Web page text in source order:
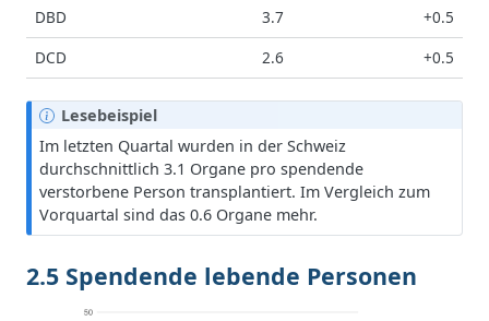
DBD 3.7
+0.5
DCD
2.6 +0.5
H
w
Lesebeispiel
Im letzten Quartal wurden in der Schweiz
durchschnittlich 3.1 Organe pro spendende
verstorbene Person transplantiert. Im Vergleich zum
Vorquartal sind das 0.6 Organe mehr.
2.5 Spendende lebende Personen